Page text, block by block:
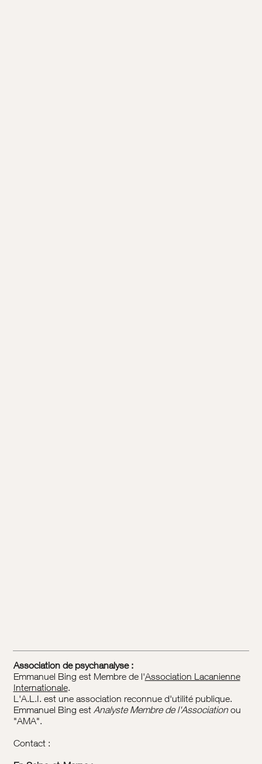
Association de psychanalyse :
Emmanuel Bing est Membre de l'Association Lacanienne
Internationale.
L'A.L.I. est une association reconnue d'utilité publique.
Emmanuel Bing est Analyste Membre de l'Associationou
"AMA".
Contact :